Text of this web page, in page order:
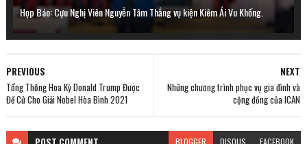
Họp Báo: Cựu Nghị Viên Nguyễn Tâm Thắng vụ kiện Kiêm Ái Vu Khống.
NEXT
Những chương trình phục vụ gia đình và
cộng đồng của ICAN
PREVIOUS
Tổng Thống Hoa Kỳ Donald Trump Được
Đề Cử Cho Giải Nobel Hòa Bình 2021